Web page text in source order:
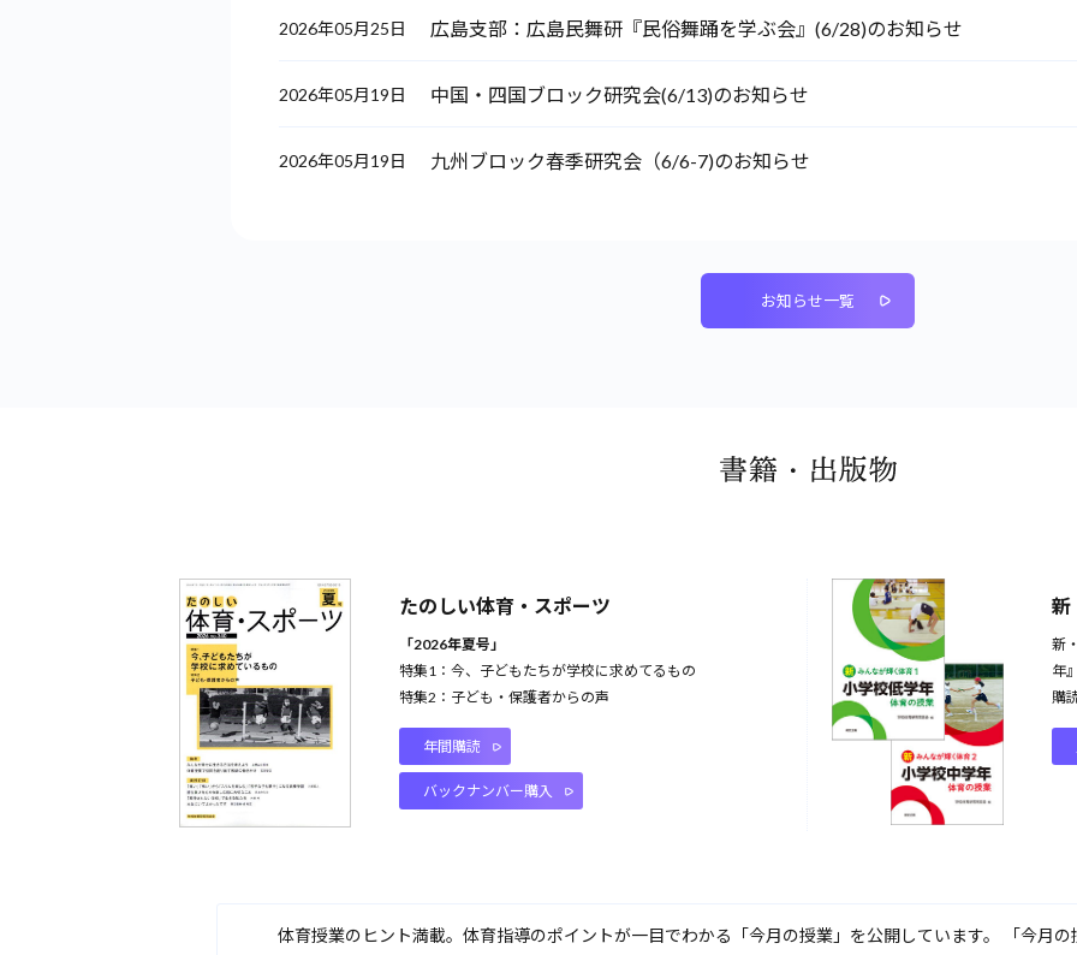
2026年05月25日 広島支部：広島民舞研『民俗舞踊を学ぶ会』(6/28)のお知らせ
2026年05月19日 中国・四国ブロック研究会(6/13)のお知らせ
2026年05月19日 九州ブロック春季研究会（6/6-7)のお知らせ
お知らせ一覧
書籍・出版物
たのしい体育・スポーツ
「2026年夏号」
特集1：今、子どもたちが学校に求めてるもの
特集2 ：子ども・保護者からの声
年間購読
バックナンバー購入
新
新
年
購
体育授業のヒント満載。体育指導のポイントが一目でわかる「今月の授業」を公開しています。 「今月